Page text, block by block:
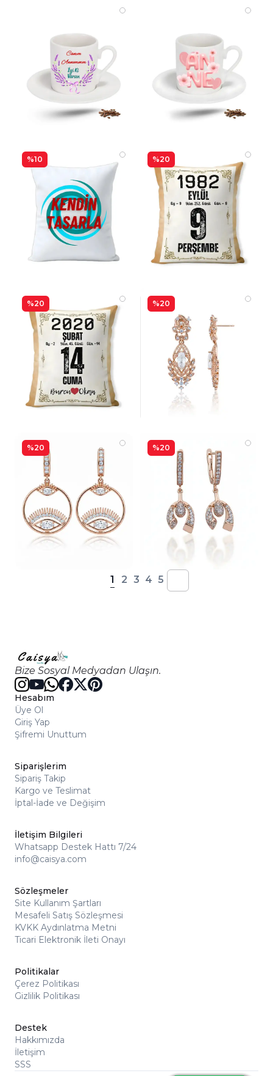
%10 %20
%20 %20
%20 %20
1 2 3 4 5
Bize Sosyal Medyadan Ulaşın.
Hesabım
Üye Ol
Giriş Yap
Şifremi Unuttum
Siparişlerim
Sipariş Takip
Kargo ve Teslimat
İptal-İade ve Değişim
İletişim Bilgileri
Whatsapp Destek Hattı 7/24
info@caisya.com
Sözleşmeler
Site Kullanım Şartları
Mesafeli Satış Sözleşmesi
KVKK Aydınlatma Metni
Ticari Elektronik İleti Onayı
Politikalar
Çerez Politikası
Gizlilik Politikası
Destek
Hakkımızda
İletişim
SSS